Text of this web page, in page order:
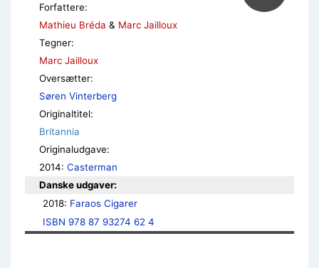
Forfattere:
Mathieu Bréda & Marc Jailloux
Tegner:
Marc Jailloux
Oversætter:
Søren Vinterberg
Originaltitel:
Britannia
Originaludgave:
2014: Casterman
Danske udgaver:
2018: Faraos Cigarer
ISBN 978 87 93274 62 4